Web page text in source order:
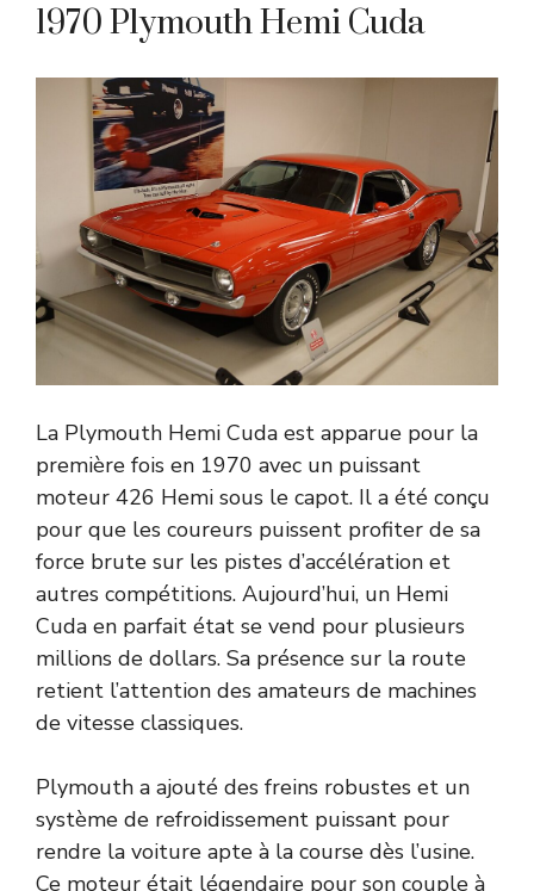
1970 Plymouth Hemi Cuda
La Plymouth Hemi Cuda est apparue pour la
première fois en 1970 avec un puissant
moteur 426 Hemi sous le capot. Il a été conçu
pour que les coureurs puissent profiter de sa
force brute sur les pistes d’accélération et
autres compétitions. Aujourd’hui, un Hemi
Cuda en parfait état se vend pour plusieurs
millions de dollars. Sa présence sur la route
retient l’attention des amateurs de machines
de vitesse classiques.
Plymouth a ajouté des freins robustes et un
système de refroidissement puissant pour
rendre la voiture apte à la course dès l’usine.
Ce moteur était légendaire pour son couple à